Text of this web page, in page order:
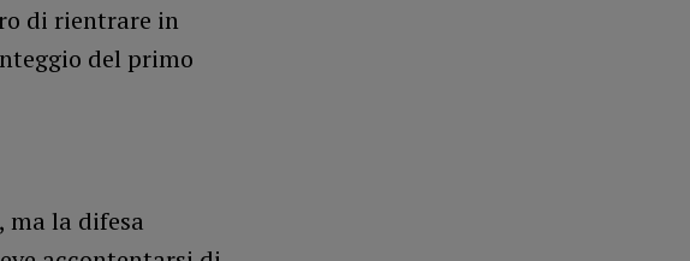
di rientrare in
del primo
ma la difesa